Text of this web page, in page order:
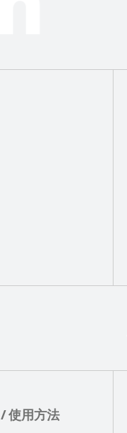
/ 使用方法